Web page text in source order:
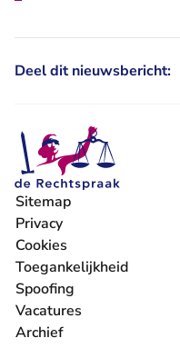
Deel dit nieuwsbericht:
Sitemap
Privacy
Cookies
Toegankelijkheid
Spoofing
Vacatures
- U verlaat Rechtspraak.nl
Archief